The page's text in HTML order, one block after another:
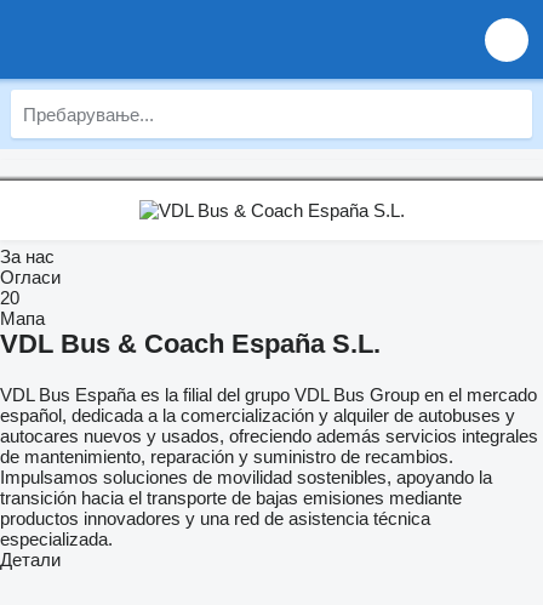
За нас
Огласи
20
Мапа
VDL Bus & Coach España S.L.
VDL Bus España es la filial del grupo VDL Bus Group en el mercado
español, dedicada a la comercialización y alquiler de autobuses y
autocares nuevos y usados, ofreciendo además servicios integrales
de mantenimiento, reparación y suministro de recambios.
Impulsamos soluciones de movilidad sostenibles, apoyando la
transición hacia el transporte de bajas emisiones mediante
productos innovadores y una red de asistencia técnica
especializada.
Детали